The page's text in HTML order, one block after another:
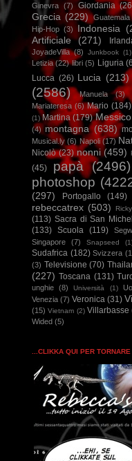
Ginevra (7) Giordania
Grecia (229) Guatemala
Hip-Hop (3) Indonesia
Artificiale
(271)
JoyadeVilla (8) Junkbook (1)
Letizia (22) libri (5) Liguria
Lucca (26) Lucia (213)
(2586)
Manuela (3)
Mariateresa (6) Mario (184)
(1) Martina (179) Messico
(4) montagna (638)
Musical.ly (6) Napoli (17)
Nicolò (23) nonni (459)
(45)
papà (2496)
photoshop
(297)
Portogallo (149)
rebeccatrex (503) Ricky
(113) Sacra di San
(133) Scuola (119)
Singapore (7) Snapseed
Sudafrica (182) Svizzera
(3) Televisione (70)
(227) Toscana (131)
unghie (8) Università (1)
Venezia (7) Veronica (31)
(15) Vietnam (2) Villarbasse
Wided (5)
...CLIKKA QUI PER